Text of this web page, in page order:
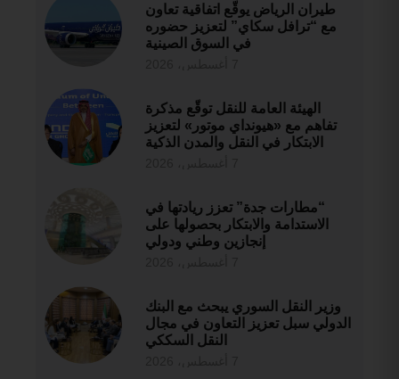
طيران الرياض يوقّع اتفاقية تعاون
مع “ترافل سكاي” لتعزيز حضوره
في السوق الصينية
الهيئة العامة للنقل توقّع مذكرة
تفاهم مع «هيونداي موتور» لتعزيز
الابتكار في النقل والمدن الذكية
“مطارات جدة” تعزز ريادتها في
الاستدامة والابتكار بحصولها على
إنجازين وطني ودولي
وزير النقل السوري يبحث مع البنك
الدولي سبل تعزيز التعاون في مجال
النقل السككي